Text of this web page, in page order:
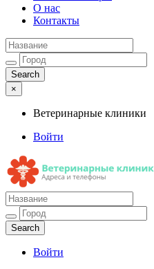
О нас
Контакты
×
Ветеринарные клиники
Войти
Ветеринарные клиники
Адреса и телефоны
Войти